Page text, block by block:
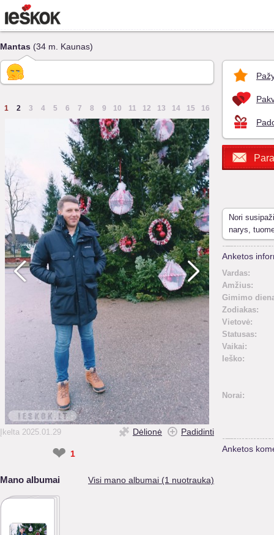
Mantas (34 m. Kaunas)
1 2 3 4 5 6 7 8 9 10 11 12 13 14 15 16
Įkelta 2025.01.29 Dėlionė Padidinti
❤ 1
Mano albumai Visi mano albumai (1 nuotrauka)
Nori
narys,
Anketos
Vardas:
Amžius:
Gimimo
Zodiakas:
Vietovė:
Statusas:
Vaikai:
Ieško:
Norai:
Anketos